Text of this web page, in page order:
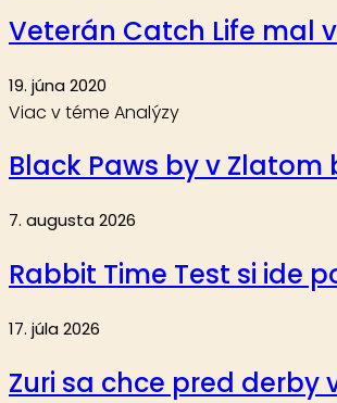
Veterán Catch Life mal
19. júna 2020
Viac v téme Analýzy
Black Paws by v
7. augusta 2026
Rabbit Time Test si ide
17. júla 2026
Zuri sa chce pred derby